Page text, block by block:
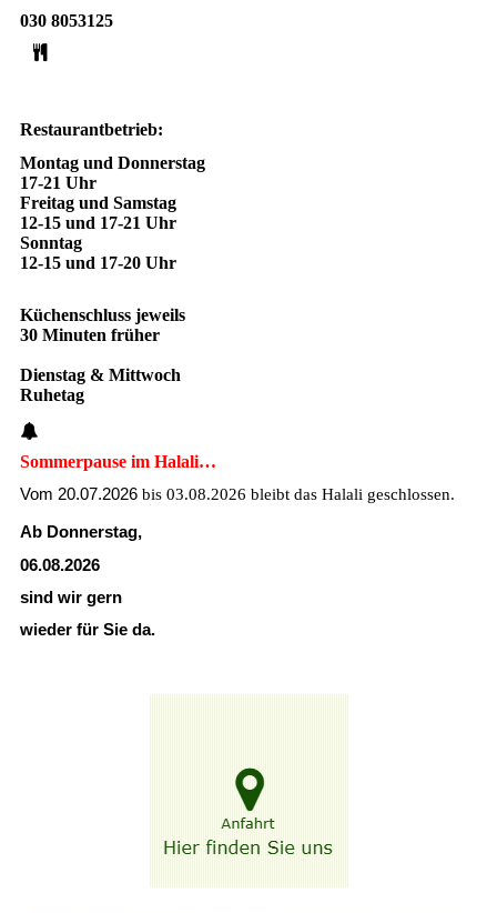
030 8053125
Restaurantbetrieb:
Montag und Donnerstag
17-21 Uhr
Freitag und Samstag
12-15 und 17-21 Uhr
Sonntag
12-15 und 17-20 Uhr
Küchenschluss jeweils
30 Minuten früher
Dienstag & Mittwoch
Ruhetag
Sommerpause im Halali…
Vom 20.07.2026 bis 03.08.2026 bleibt das Halali geschlossen.
Ab Donnerstag,
06.08.2026
sind wir gern
wieder für Sie da.